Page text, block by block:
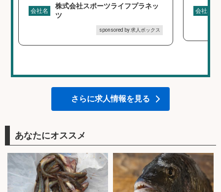
会社名
株式会社スポーツライフプラネッ
ツ
sponsored by 求人ボックス
会社名
さらに求人情報を見る
あなたにオススメ